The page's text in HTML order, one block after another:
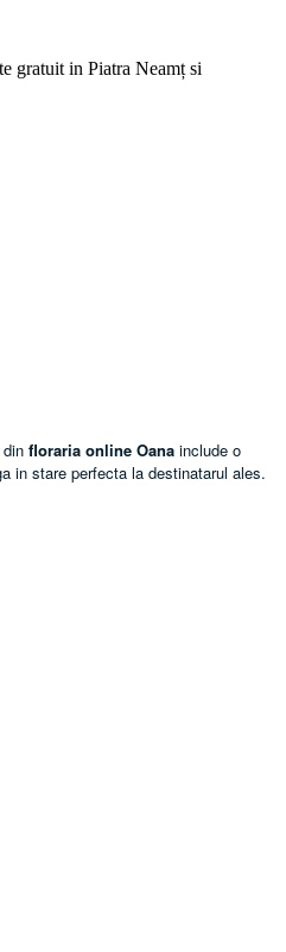
gratuit in Piatra Neamț si
floraria online Oana include o
in stare perfecta la destinatarul ales.